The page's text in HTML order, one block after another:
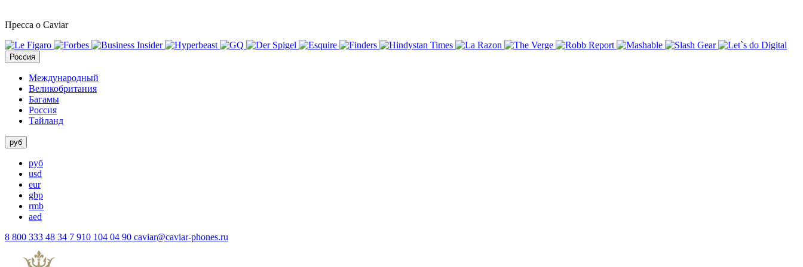
Пресса о Caviar
Россия
Международный
Великобритания
Багамы
Россия
Тайланд
руб
руб
usd
eur
gbp
rmb
aed
8 800 333 48 34 7 910 104 04 90 caviar@caviar-phones.ru